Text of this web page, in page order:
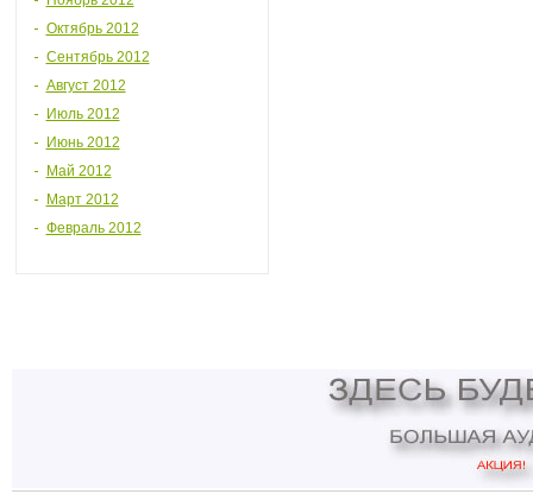
Октябрь 2012
Сентябрь 2012
Август 2012
Июль 2012
Июнь 2012
Май 2012
Март 2012
Февраль 2012